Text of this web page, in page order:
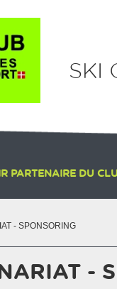
SKI
PARTENAIRE DU
- SPONSORING
-